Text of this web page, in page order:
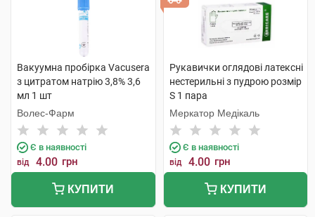
Вакуумна пробірка Vacusera
з цитратом натрію 3,8% 3,6
мл 1 шт
Волес-Фарм
Є в наявності
від 4.00 грн
КУПИТИ
Рукавички оглядові латексні
нестерильні з пудрою розмір
S 1 пара
Меркатор Медікаль
Є в наявності
від 4.00 грн
КУПИТИ